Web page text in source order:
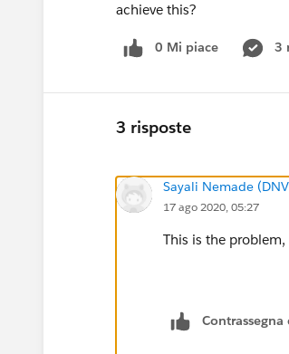
achieve this?
0 Mi piace 3
3 risposte
Sayali Nemade
17 ago 2020, 05:27
This is the